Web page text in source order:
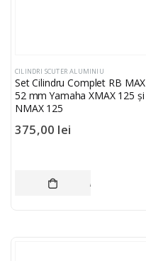
CILINDRI SCUTER ALUMINIU
Set Cilindru Complet RB MAX
52 mm Yamaha XMAX 125 și
NMAX 125
375,00 lei
ADAUGĂ ÎN COȘ